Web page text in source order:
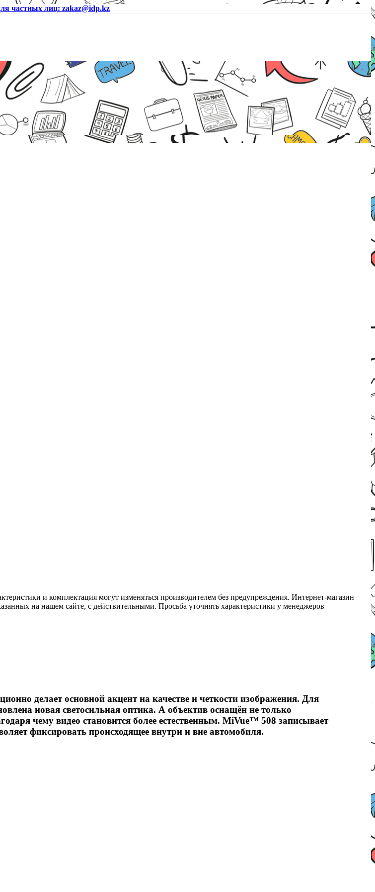
частных лиц: zakaz@idp.kz
и комплектация могут изменяться производителем без предупреждения. Интернет-магазин
на нашем сайте, с действительными. Просьба уточнять характеристики у менеджеров
делает основной акцент на качестве и четкости изображения. Для
новая светосильная оптика. А объектив оснащён не только
чему видео становится более естественным. MiVue™ 508 записывает
фиксировать происходящее внутри и вне автомобиля.